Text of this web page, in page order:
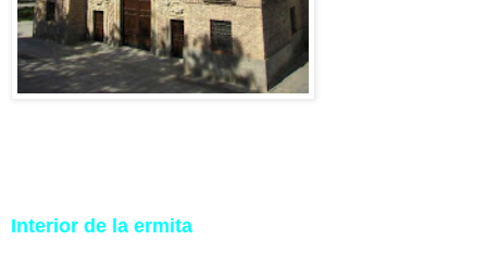
Interior de la ermita